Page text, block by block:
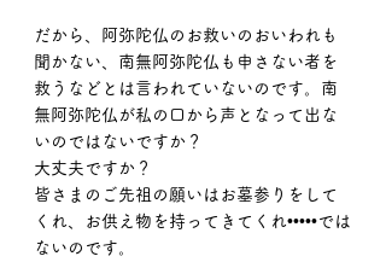
だから、阿弥陀仏のお救いのおいわれも
聞かない、南無阿弥陀仏も申さない者を
救うなどとは言われていないのです。南
無阿弥陀仏が私の口から声となって出な
いのではないですか？
大丈夫ですか？
皆さまのご先祖の願いはお墓参りをして
くれ、お供え物を持ってきてくれ•••••では
ないのです。